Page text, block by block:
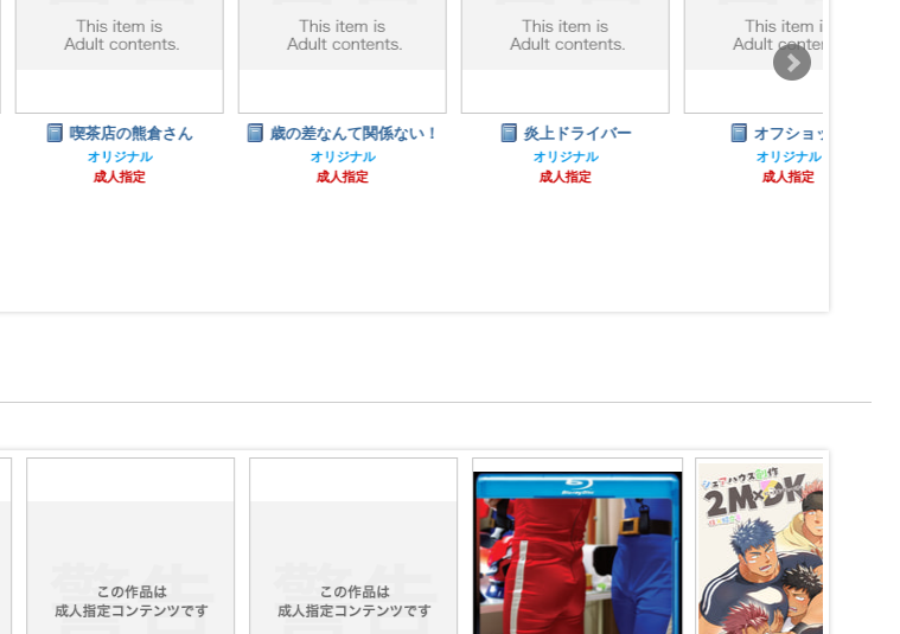
喫茶店の熊倉さん 歳の差なんて関係ない！ 炎上ドライバー オフショット